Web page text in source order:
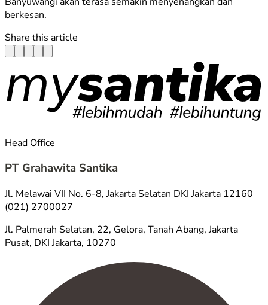
berkesan.
Share this article
Head Office
PT Grahawita Santika
Jl. Melawai VII No. 6-8, Jakarta Selatan DKI Jakarta 12160
(021) 2700027
Jl. Palmerah Selatan, 22, Gelora, Tanah Abang, Jakarta
Pusat, DKI Jakarta, 10270